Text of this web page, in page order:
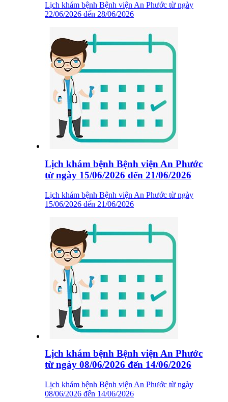
Lịch khám bệnh Bệnh viện An Phước từ ngày
22/06/2026 đến 28/06/2026
Lịch khám bệnh Bệnh viện An Phước
từ ngày 15/06/2026 đến 21/06/2026
Lịch khám bệnh Bệnh viện An Phước từ ngày
15/06/2026 đến 21/06/2026
Lịch khám bệnh Bệnh viện An Phước
từ ngày 08/06/2026 đến 14/06/2026
Lịch khám bệnh Bệnh viện An Phước từ ngày
08/06/2026 đến 14/06/2026